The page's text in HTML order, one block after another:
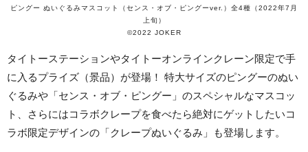
ピングー ぬいぐるみマスコット（センス・オブ・ピングーver.）全4種（2022年7月
上旬）
©2022 JOKER
タイトーステーションやタイトーオンラインクレーン限定で手
に入るプライズ（景品）が登場！ 特大サイズのピングーのぬい
ぐるみや「センス・オブ・ピングー」のスペシャルなマスコッ
ト、さらにはコラボクレープを食べたら絶対にゲットしたいコ
ラボ限定デザインの「クレープぬいぐるみ」も登場します。